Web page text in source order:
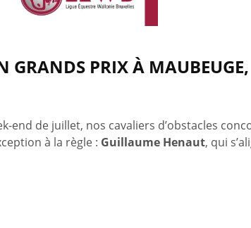
GRANDS PRIX À
end de juillet, nos cavaliers d’obstacles
à la règle : Guillaume Henaut, qui